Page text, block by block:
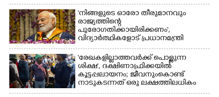
'നിങ്ങളുടെ ഓരോ തീരുമാനവും
രാജ്യത്തിന്റെ
പുരോഗതിക്കായിരിക്കണം',​
വിദ്യാർത്ഥികളോട് പ്രധാനമന്ത്രി
'രേഖകളില്ലാത്തവർക്ക് പൊള്ളുന്ന
ശിക്ഷ', ദക്ഷിണാഫ്രിക്കയിൽ
കൂട്ടപ്പലായനം; ജീവനുംകൊണ്ട്
നാടുകടന്നത് ഒരു ലക്ഷത്തിലധികം
പേർ